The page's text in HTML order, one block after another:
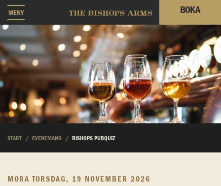
MENY BOKA
START EVENEMANG BISHOPS PUBQUIZ
MORA TORSDAG, 19 NOVEMBER 2026